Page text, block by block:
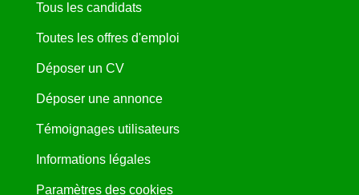
Tous les candidats
Toutes les offres d'emploi
Déposer un CV
Déposer une annonce
Témoignages utilisateurs
Informations légales
Paramètres des cookies